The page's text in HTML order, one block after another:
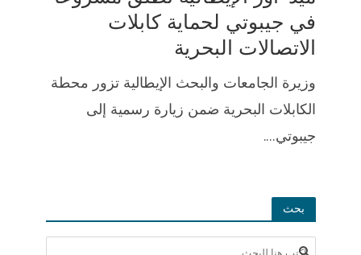
في جيبوتي لحماية كابلات
الاتصالات البحرية
وزيرة الجامعات والبحث الإيطالية تزور محطة
الكابلات البحرية ضمن زيارة رسمية إلى
جيبوتي....
بحث